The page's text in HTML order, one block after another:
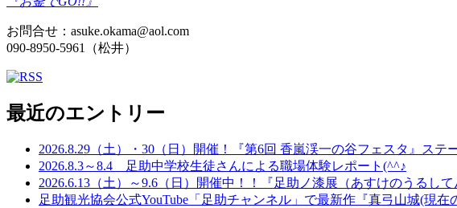
お問合せ：asuke.okama@aol.com
090-8950-5961（松井）
最近のエントリー
2026.8.29（土）・30（日）開催！『第6回 香嵐渓一の谷フェスタ』ステ
2026.8.3～8.4 足助中学校生徒さんによる職場体験レポート(^^♪
2026.6.13（土）～9.6（日）開催中！！『足助ノ漆展（あすけのうるし
足助観光協会公式YouTube「足助チャンネル」で最新作『真弓山城(現